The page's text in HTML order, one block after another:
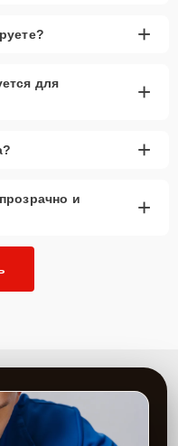
+
для
+
+
и
+